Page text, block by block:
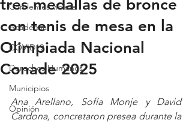
Con lentes violeta
Academia
COVID19
Derechos Humanos
Municipios
Opinión
tres medallas de bronce
con tenis de mesa en la
Olimpiada Nacional
Conade 2025
Ana Arellano, Sofía Monje y David
Cardona, concretaron presea durante la